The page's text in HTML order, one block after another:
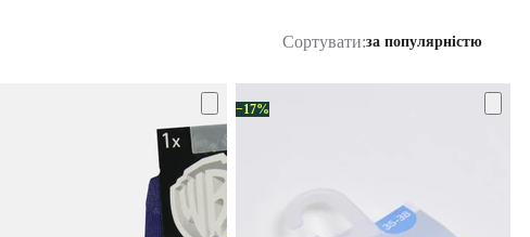
Сортувати:за популярністю
−17%